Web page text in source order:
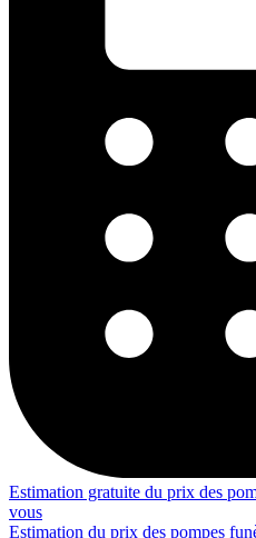
Estimation gratuite du prix des
vous
Estimation du prix des pompes